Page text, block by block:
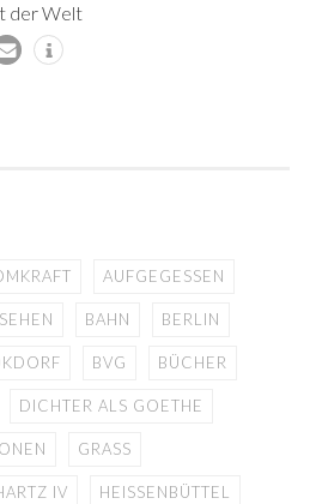
der Welt
AUFGEGESSEN
BAHN BERLIN
BVG BÜCHER
DICHTER ALS GOETHE
GRASS
IV HEISSENBÜTTEL